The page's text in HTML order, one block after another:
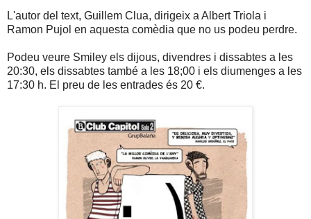
L'autor del text, Guillem Clua, dirigeix a Albert Triola i
Ramon Pujol en aquesta comèdia que no us podeu perdre.
Podeu veure Smiley els dijous, divendres i dissabtes a les
20:30, els dissabtes també a les 18;00 i els diumenges a les
17:30 h. El preu de les entrades és 20 €.